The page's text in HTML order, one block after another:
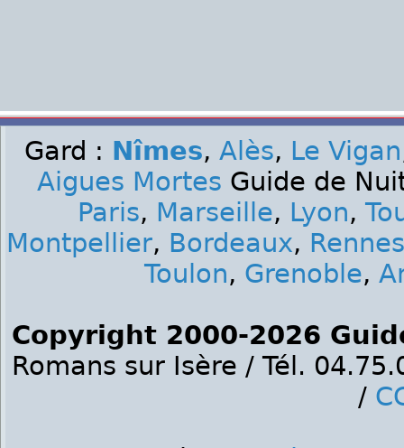
Gard : Nîmes, Alès, Le Vigan
Aigues Mortes Guide de
Paris, Marseille, Lyon,
Montpellier, Bordeaux, Rennes
Toulon, Grenoble,
Copyright 2000-2026
Romans sur Isère / Tél.
/